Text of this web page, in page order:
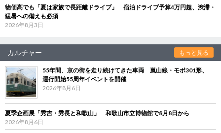
物価高でも「夏は家族で長距離ドライブ」 宿泊ドライブ予算4万円超、渋滞・
猛暑への備えも必須
2026年8月3日
カルチャー もっと見る
55年間、京の街を走り続けてきた車両 嵐山線・モボ301形、
運行開始55周年イベントを開催
2026年8月6日
夏季企画展「秀吉・秀長と和歌山」 和歌山市立博物館で8月8日から
2026年8月6日